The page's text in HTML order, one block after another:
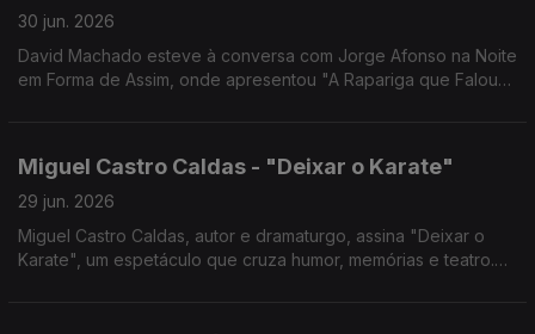
30 jun. 2026
David Machado esteve à conversa com Jorge Afonso na Noite
em Forma de Assim, onde apresentou "A Rapariga que Falou
Miguel Castro Caldas - "Deixar o Karate"
29 jun. 2026
Miguel Castro Caldas, autor e dramaturgo, assina "Deixar o
Karate", um espetáculo que cruza humor, memórias e teatro.